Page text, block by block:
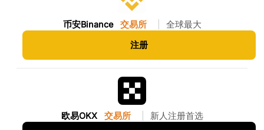
币安Binance 交易所 全球最大
注册
欧易OKX 交易所 新人注册首选